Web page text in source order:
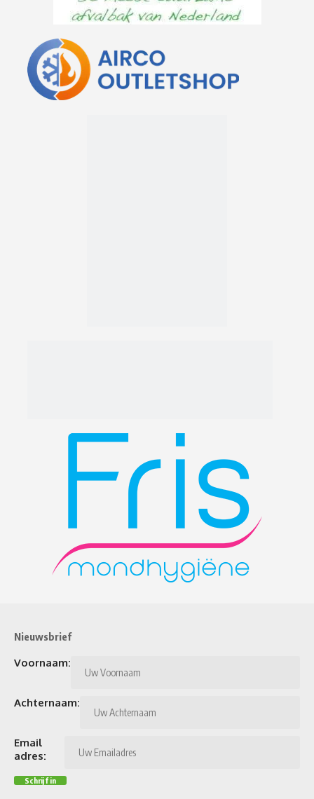
Nieuwsbrief
Voornaam:
Achternaam:
Email
adres: